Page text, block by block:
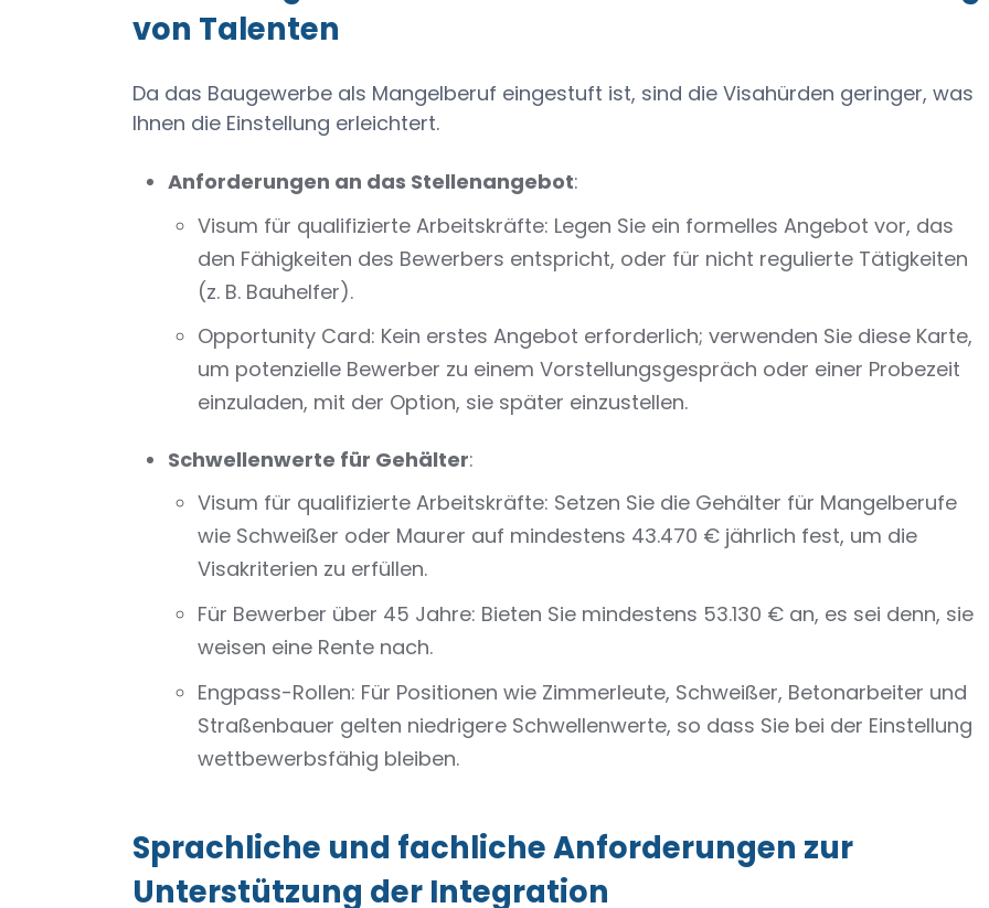
von Talenten
Da das Baugewerbe als Mangelberuf eingestuft ist, sind die Visahürden geringer, was
Ihnen die Einstellung erleichtert.
Anforderungen an das Stellenangebot:
Visum für qualifizierte Arbeitskräfte: Legen Sie ein formelles Angebot vor, das
den Fähigkeiten des Bewerbers entspricht, oder für nicht regulierte Tätigkeiten
(z. B. Bauhelfer).
Opportunity Card: Kein erstes Angebot erforderlich; verwenden Sie diese Karte,
um potenzielle Bewerber zu einem Vorstellungsgespräch oder einer Probezeit
einzuladen, mit der Option, sie später einzustellen.
Schwellenwerte für Gehälter:
Visum für qualifizierte Arbeitskräfte: Setzen Sie die Gehälter für Mangelberufe
wie Schweißer oder Maurer auf mindestens 43.470 € jährlich fest, um die
Visakriterien zu erfüllen.
Für Bewerber über 45 Jahre: Bieten Sie mindestens 53.130 € an, es sei denn, sie
weisen eine Rente nach.
Engpass-Rollen: Für Positionen wie Zimmerleute, Schweißer, Betonarbeiter und
Straßenbauer gelten niedrigere Schwellenwerte, so dass Sie bei der Einstellung
wettbewerbsfähig bleiben.
Sprachliche und fachliche Anforderungen zur
Unterstützung der Integration